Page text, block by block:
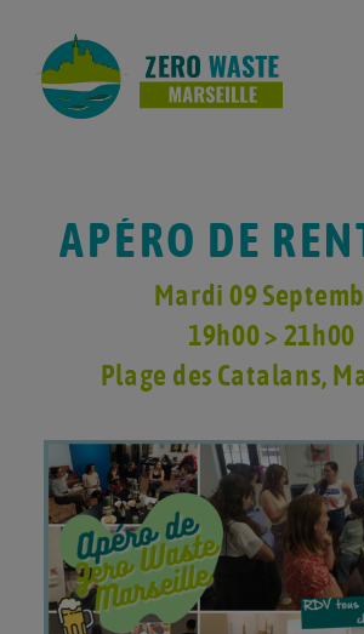
REVUE DE
ZÉRO DÉCHET
COMPOSTER À
RECYCLER À
RÉPARATION/
APÉRO DE
Mardi 09
19h00 > 21h00
Plage des Catalans,